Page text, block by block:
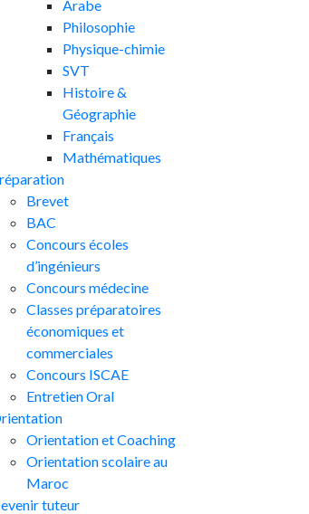
Arabe
Philosophie
Physique-chimie
SVT
Histoire &
Géographie
Français
Mathématiques
Brevet
BAC
Concours écoles
d’ingénieurs
Concours médecine
Classes préparatoires
économiques et
commerciales
Concours ISCAE
Entretien Oral
Orientation et Coaching
Orientation scolaire au
Maroc
tuteur